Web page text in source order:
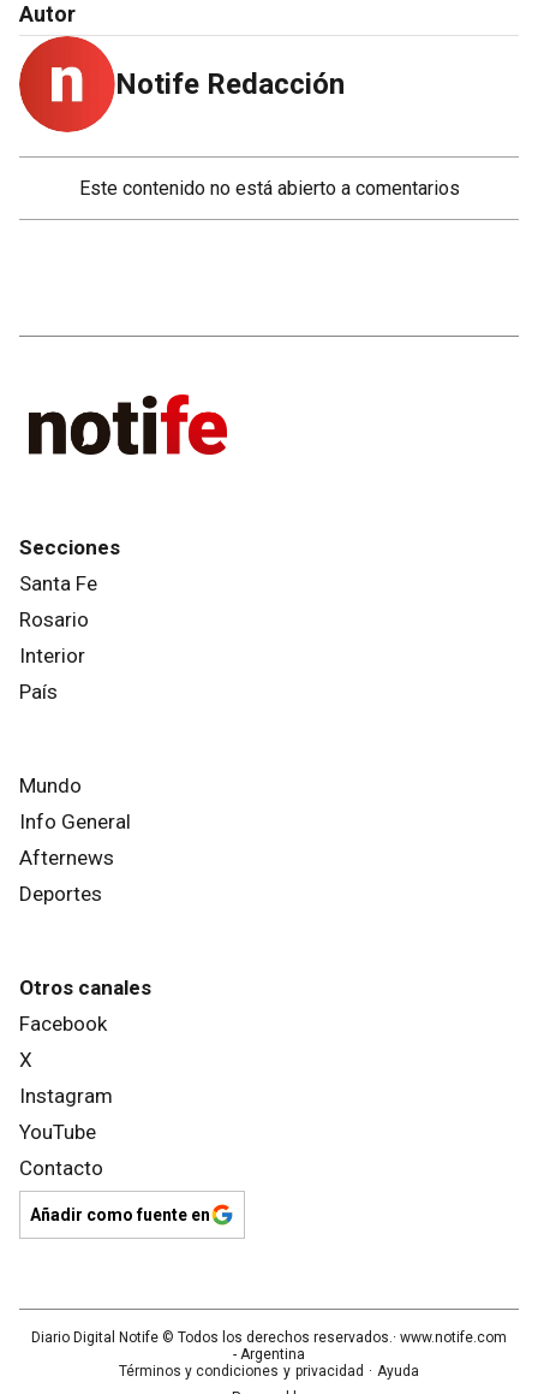
Autor
Notife Redacción
Este contenido no está abierto a comentarios
Secciones
Santa Fe
Rosario
Interior
País
Mundo
Info General
Afternews
Deportes
Otros canales
Facebook
X
Instagram
YouTube
Contacto
Añadir como fuente en
Diario Digital Notife © Todos los derechos reservados.· www.notife.com
- Argentina
Términos y condiciones y privacidad · Ayuda